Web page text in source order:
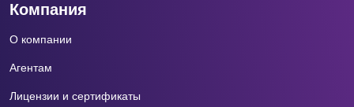
Компания
О компании
Агентам
Лицензии и сертификаты